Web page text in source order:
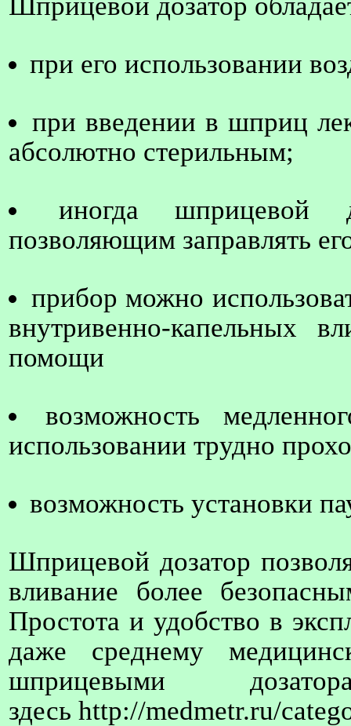
при его использовании
при введении в шприц
абсолютно стерильным;
иногда шприцевой
позволяющим заправлять
прибор можно
внутривенно-капельных
помощи
возможность
использовании трудно
возможность установки
Шприцевой дозатор
вливание более
Простота и удобство в
даже среднему
шприцевыми
здесь http://medmetr.ru/